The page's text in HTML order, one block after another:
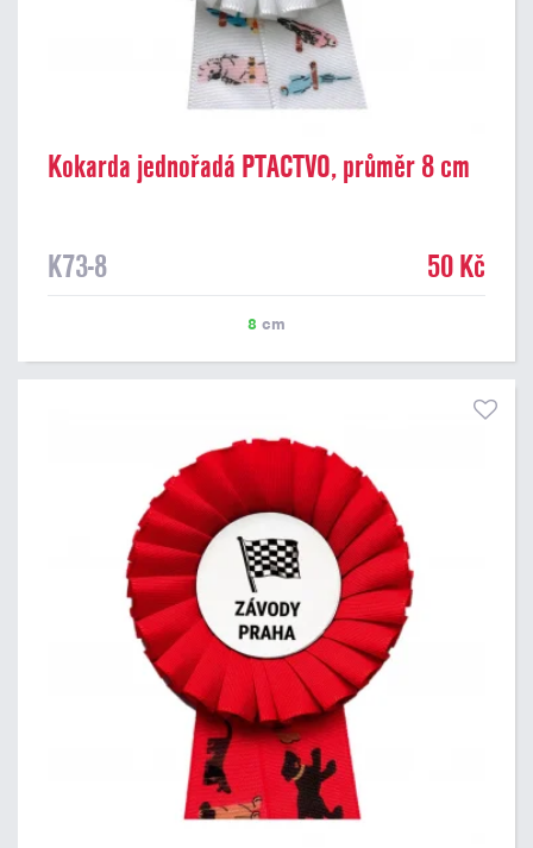
Kokarda jednořadá PTACTVO, průměr 8 cm
K73-8 50 Kč
8 cm